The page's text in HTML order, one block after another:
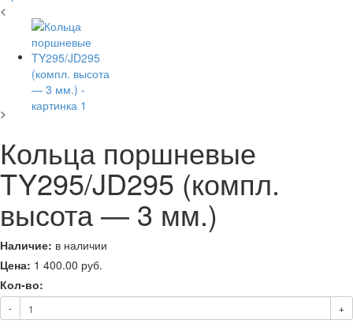
<
>
Кольца поршневые
TY295/JD295 (компл.
высота — 3 мм.)
Наличие: в наличии
Цена: 1 400.00 руб.
Кол-во:
- +